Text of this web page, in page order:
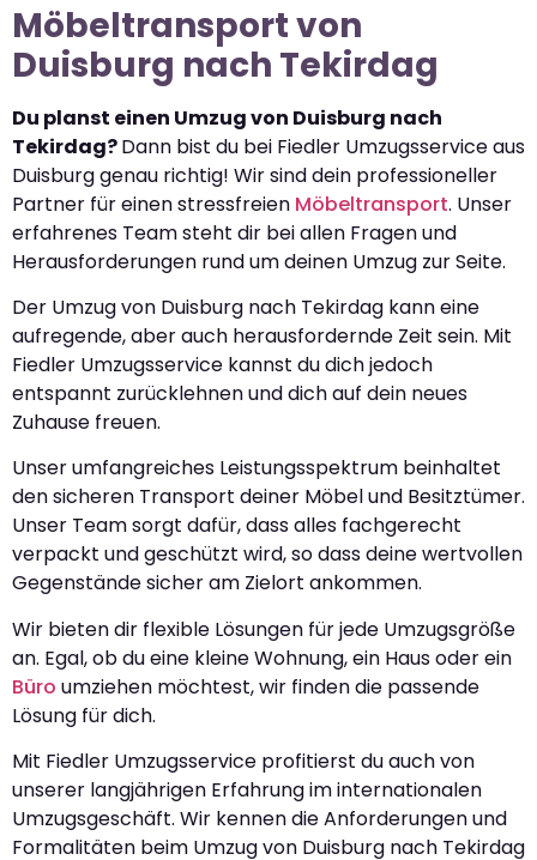
Möbeltransport von
Duisburg nach Tekirdag
Du planst einen Umzug von Duisburg nach
Tekirdag?Dann bist du bei Fiedler Umzugsservice aus
Duisburg genau richtig! Wir sind dein professioneller
Partner für einen stressfreien Möbeltransport. Unser
erfahrenes Team steht dir bei allen Fragen und
Herausforderungen rund um deinen Umzug zur Seite.
Der Umzug von Duisburg nach Tekirdag kann eine
aufregende, aber auch herausfordernde Zeit sein. Mit
Fiedler Umzugsservice kannst du dich jedoch
entspannt zurücklehnen und dich auf dein neues
Zuhause freuen.
Unser umfangreiches Leistungsspektrum beinhaltet
den sicheren Transport deiner Möbel und Besitztümer.
Unser Team sorgt dafür, dass alles fachgerecht
verpackt und geschützt wird, so dass deine wertvollen
Gegenstände sicher am Zielort ankommen.
Wir bieten dir flexible Lösungen für jede Umzugsgröße
an. Egal, ob du eine kleine Wohnung, ein Haus oder ein
Büro umziehen möchtest, wir finden die passende
Lösung für dich.
Mit Fiedler Umzugsservice profitierst du auch von
unserer langjährigen Erfahrung im internationalen
Umzugsgeschäft. Wir kennen die Anforderungen und
Formalitäten beim Umzug von Duisburg nach Tekirdag